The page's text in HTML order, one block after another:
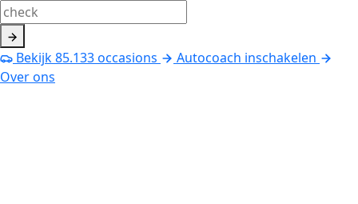
Bekijk85.133occasions
Autocoach inschakelen
Over ons